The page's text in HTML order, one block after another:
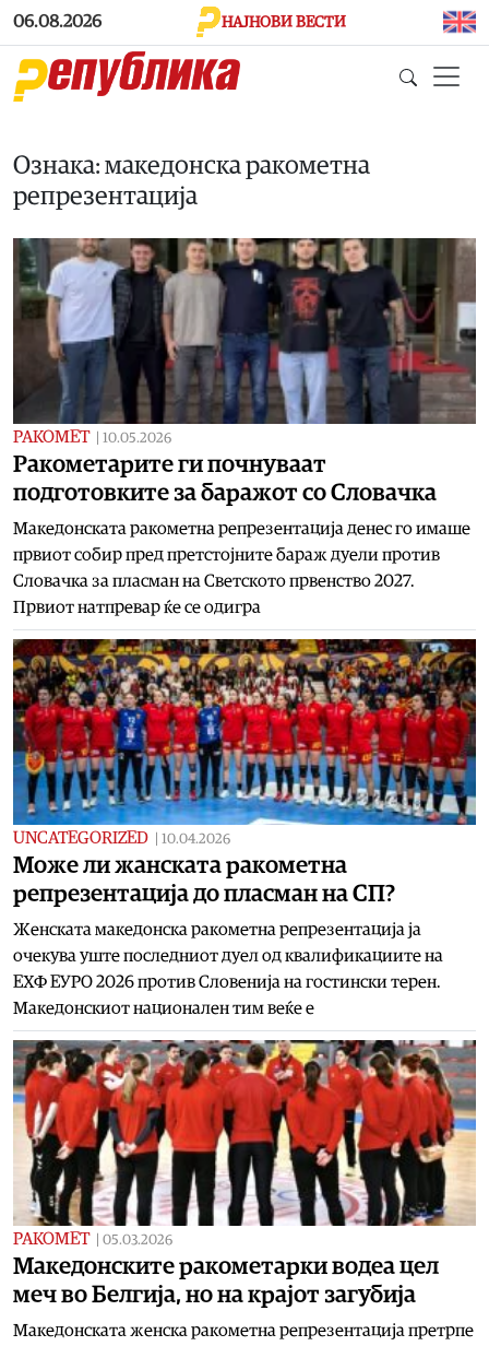
Skip to main content
06.08.2026 НАЈНОВИ ВЕСТИ
Ознака: македонска ракометна
репрезентација
РАКОМЕТ 10.05.2026
Ракометарите ги почнуваат
подготовките за баражот со Словачка
Македонската ракометна репрезентација денес го имаше
првиот собир пред претстојните бараж дуели против
Словачка за пласман на Светското првенство 2027.
Првиот натпревар ќе се одигра
UNCATEGORIZED 10.04.2026
Moже ли жанската ракометна
репрезентација до пласман на СП?
Женската македонска ракометна репрезентација ја
очекува уште последниот дуел од квалификациите на
ЕХФ ЕУРО 2026 против Словенија на гостински терен.
Македонскиот национален тим веќе е
РАКОМЕТ 05.03.2026
Македонските ракометарки водеа цел
меч во Белгија, но на крајот загубија
Македонската женска ракометна репрезентација претрпе